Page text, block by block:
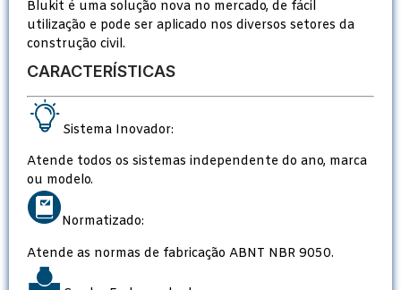
Blukit é uma solução nova no mercado, de fácil
utilização e pode ser aplicado nos diversos setores da
construção civil.
CARACTERÍSTICAS
Sistema Inovador:
Atende todos os sistemas independente do ano, marca
ou modelo.
Normatizado:
Atende as normas de fabricação ABNT NBR 9050.